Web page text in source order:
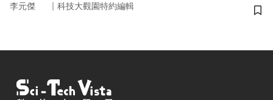
李元傑 ｜ 科技大觀園特約編輯
儲